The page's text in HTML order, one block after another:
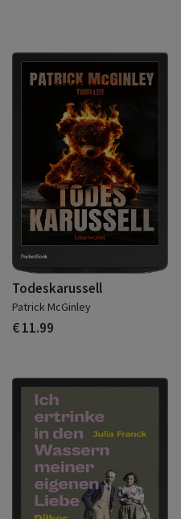
Todeskarussell
Patrick McGinley
€ 11.99